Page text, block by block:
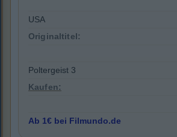
USA
Originaltitel:
Poltergeist 3
Kaufen:
Ab 1€ bei Filmundo.de